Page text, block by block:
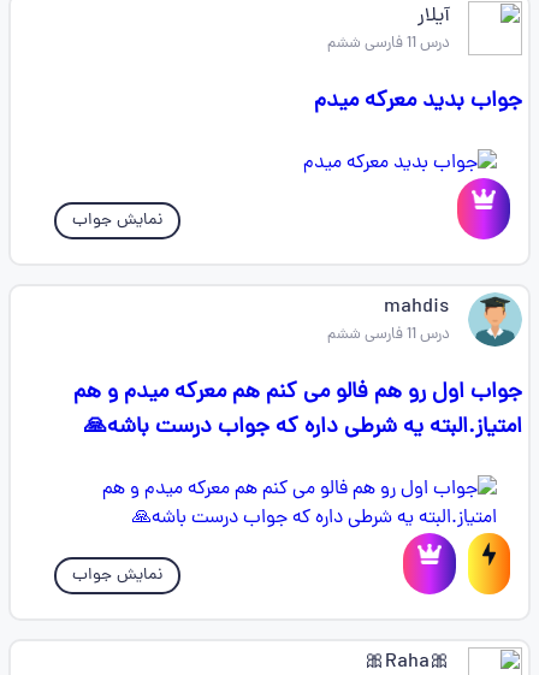
آیلار
درس 11 فارسی ششم
جواب بدید معرکه میدم
نمایش جواب
mahdis
درس 11 فارسی ششم
جواب اول رو هم فالو می کنم هم معرکه میدم و هم
امتیاز.البته یه شرطی داره که جواب درست باشه🙏
نمایش جواب
🎀Raha🎀